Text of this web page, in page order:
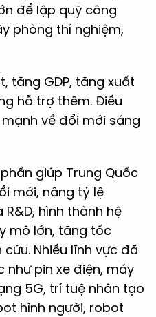
để lập quỹ công
phòng thí nghiệm,
tăng GDP, tăng xuất
hỗ trợ thêm. Điều
về đổi mới sáng
giúp Trung Quốc
mới, nâng tỷ lệ
hình thành hệ
mô lớn, tăng tốc
Nhiều lĩnh vực đã
như pin xe điện, máy
5G, trí tuệ nhân tạo
hình người, robot